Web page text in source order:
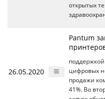
открытых
26.05.2020
Pantum
цифровых
продажи
41%. Во